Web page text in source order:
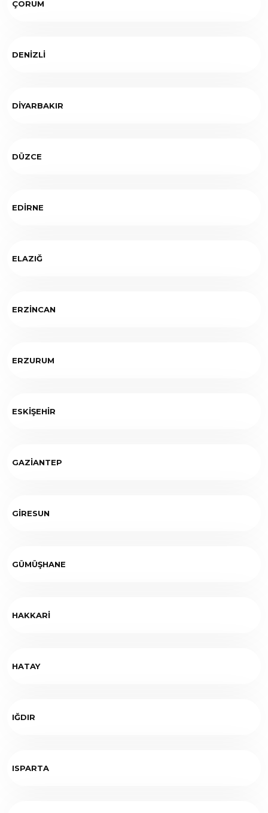
ÇORUM
DENİZLİ
DİYARBAKIR
DÜZCE
EDİRNE
ELAZIĞ
ERZİNCAN
ERZURUM
ESKİŞEHİR
GAZİANTEP
GİRESUN
GÜMÜŞHANE
HAKKARİ
HATAY
IĞDIR
ISPARTA